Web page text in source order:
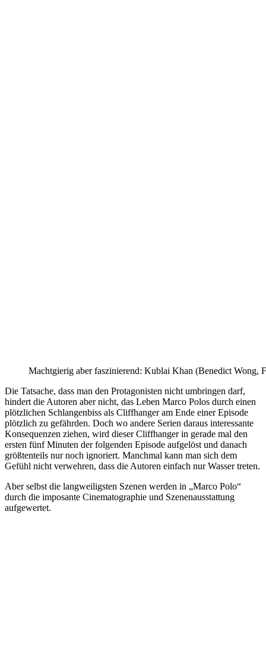
Machtgierig aber faszinierend: Kublai Khan (Benedict Wong,
Die Tatsache, dass man den Protagonisten nicht umbringen darf,
hindert die Autoren aber nicht, das Leben Marco Polos durch einen
plötzlichen Schlangenbiss als Cliffhanger am Ende einer Episode
plötzlich zu gefährden. Doch wo andere Serien daraus interessante
Konsequenzen ziehen, wird dieser Cliffhanger in gerade mal den
ersten fünf Minuten der folgenden Episode aufgelöst und danach
größtenteils nur noch ignoriert. Manchmal kann man sich dem
Gefühl nicht verwehren, dass die Autoren einfach nur Wasser treten.
Aber selbst die langweiligsten Szenen werden in „Marco Polo“
durch die imposante Cinematographie und Szenenausstattung
aufgewertet.